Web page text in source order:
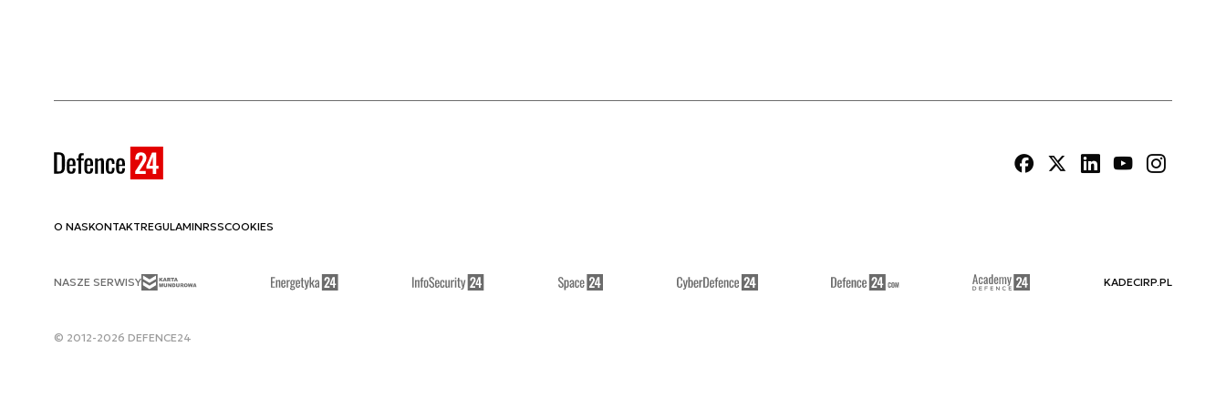
O NASKONTAKTREGULAMINRSSCOOKIES
NASZE SERWISY KADECIRP.PL
© 2012-2026 DEFENCE24